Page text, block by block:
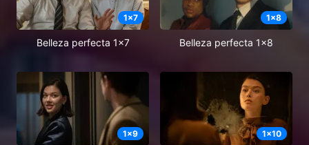
1x7
Belleza perfecta 1x7
1x8
Belleza perfecta 1x8
1x9 1x10